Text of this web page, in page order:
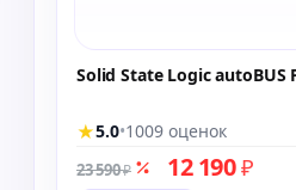
Solid State Logic autoBUS
★5.0•1009 оценок
23 590₽ 12 190₽